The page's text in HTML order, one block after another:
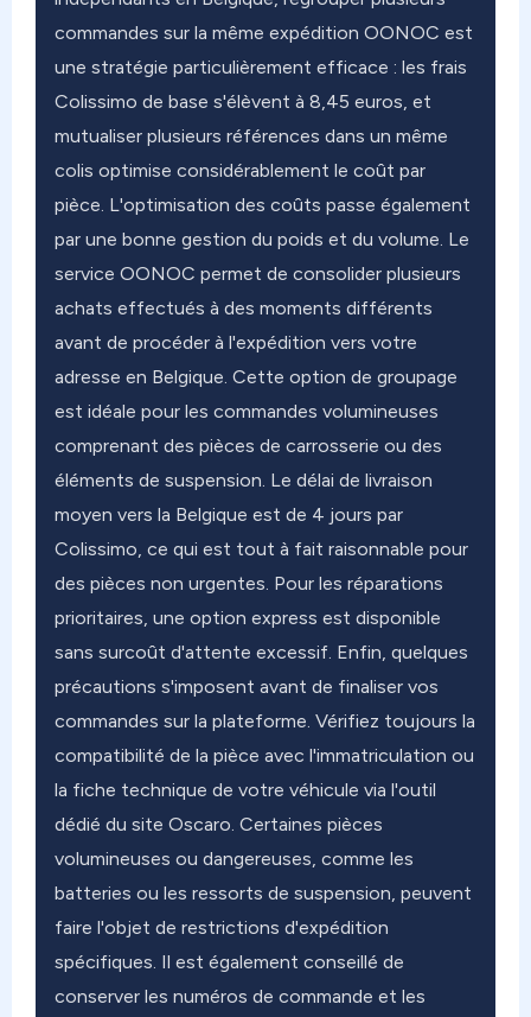
commandes sur la même expédition OONOC est
une stratégie particulièrement efficace : les frais
Colissimo de base s'élèvent à 8,45 euros, et
mutualiser plusieurs références dans un même
colis optimise considérablement le coût par
pièce. L'optimisation des coûts passe également
par une bonne gestion du poids et du volume. Le
service OONOC permet de consolider plusieurs
achats effectués à des moments différents
avant de procéder à l'expédition vers votre
adresse en Belgique. Cette option de groupage
est idéale pour les commandes volumineuses
comprenant des pièces de carrosserie ou des
éléments de suspension. Le délai de livraison
moyen vers la Belgique est de 4 jours par
Colissimo, ce qui est tout à fait raisonnable pour
des pièces non urgentes. Pour les réparations
prioritaires, une option express est disponible
sans surcoût d'attente excessif. Enfin, quelques
précautions s'imposent avant de finaliser vos
commandes sur la plateforme. Vérifiez toujours la
compatibilité de la pièce avec l'immatriculation ou
la fiche technique de votre véhicule via l'outil
dédié du site Oscaro. Certaines pièces
volumineuses ou dangereuses, comme les
batteries ou les ressorts de suspension, peuvent
faire l'objet de restrictions d'expédition
spécifiques. Il est également conseillé de
conserver les numéros de commande et les